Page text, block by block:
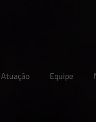
Atuação Equipe